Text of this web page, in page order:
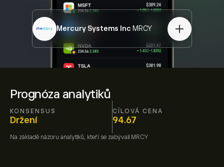
Prognóza analytiků
KONSENSUS
Držení
CÍLOVÁ CENA
94.67
Na základě názoru analytiků, kteří se zabývali MRCY
Mercury Systems Inc MRCY